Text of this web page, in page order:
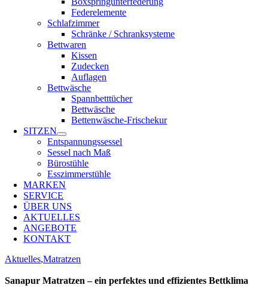
Federelemente
Schlafzimmer
Schränke / Schranksysteme
Bettwaren
Kissen
Zudecken
Auflagen
Bettwäsche
Spannbetttücher
Bettwäsche
Bettenwäsche-Frischekur
SITZEN
Entspannungssessel
Sessel nach Maß
Bürostühle
Esszimmerstühle
MARKEN
SERVICE
ÜBER UNS
AKTUELLES
ANGEBOTE
KONTAKT
Aktuelles,Matratzen
Sanapur Matratzen – ein perfektes und effizientes Bettklima